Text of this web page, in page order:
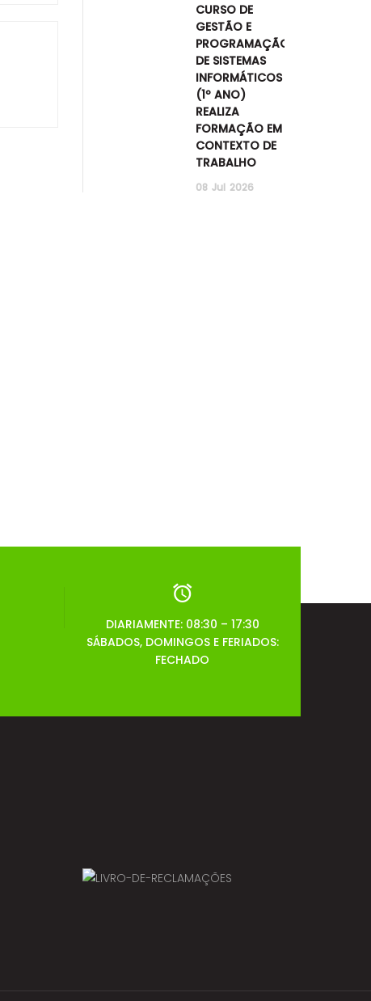
CURSO DE
GESTÃO E
PROGRAMAÇÃO
DE SISTEMAS
INFORMÁTICOS
(1º ANO)
REALIZA
FORMAÇÃO EM
CONTEXTO DE
TRABALHO
08 Jul 2026
DIARIAMENTE: 08:30 – 17:30
SÁBADOS, DOMINGOS E FERIADOS:
FECHADO